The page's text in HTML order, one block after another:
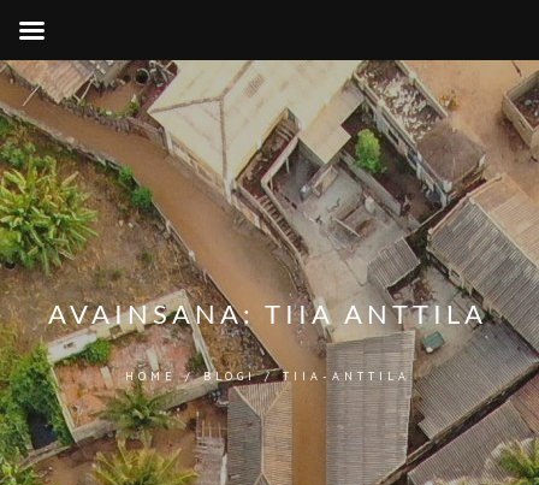
AVAINSANA: TIIA ANTTILA
HOME /BLOGI/TIIA-ANTTILA